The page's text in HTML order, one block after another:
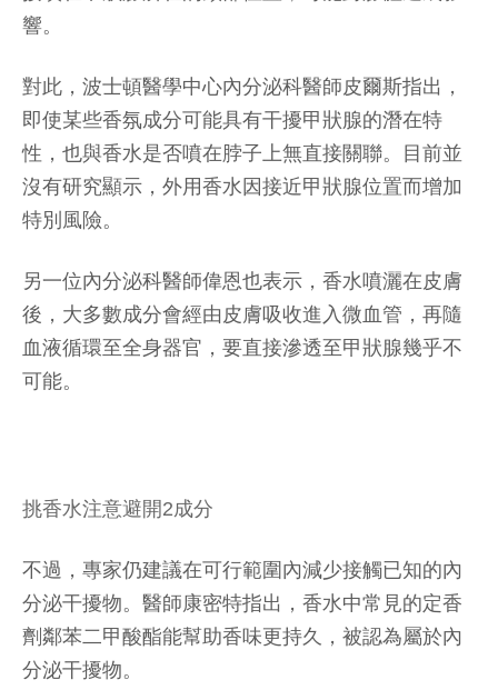
響。
對此，波士頓醫學中心內分泌科醫師皮爾斯指出，
即使某些香氛成分可能具有干擾甲狀腺的潛在特
性，也與香水是否噴在脖子上無直接關聯。目前並
沒有研究顯示，外用香水因接近甲狀腺位置而增加
特別風險。
另一位內分泌科醫師偉恩也表示，香水噴灑在皮膚
後，大多數成分會經由皮膚吸收進入微血管，再隨
血液循環至全身器官，要直接滲透至甲狀腺幾乎不
可能。
挑香水注意避開2成分
不過，專家仍建議在可行範圍內減少接觸已知的內
分泌干擾物。醫師康密特指出，香水中常見的定香
劑鄰苯二甲酸酯能幫助香味更持久，被認為屬於內
分泌干擾物。